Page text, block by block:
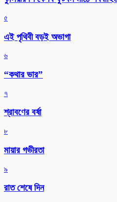
৫
এই পৃথিবী বড়ই অভাগা
৬
“কথার ভার”
৭
শ্রাবণের বর্ষা
৮
মায়ার গভীরতা
৯
রাত শেষে দিন